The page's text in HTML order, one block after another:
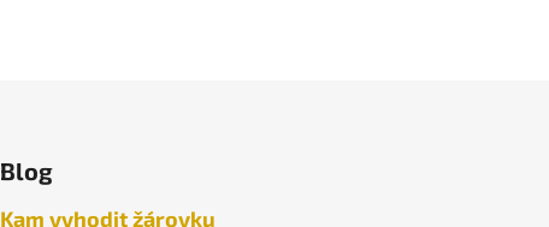
Blog
Kam vyhodit žárovku